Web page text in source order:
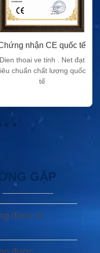
nhận CE quốc tế
Dien thoai ve tinh . Net đạt
chuẩn chất lượng quốc
tế
GẶP
được ở